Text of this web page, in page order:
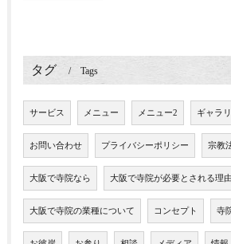
タグ Tags
サービス メニュー メニュー2 ギャラ
お問い合わせ プライバシーポリシー 宗教
大阪で寺院なら 大阪で寺院が必要とされる理由
大阪で寺院の業種について コンセプト 寺